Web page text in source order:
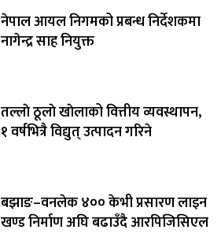
नेपाल आयल निगमको प्रबन्ध निर्देशकमा
नागेन्द्र साह नियुक्त
तल्लाे ठूलाे खाेलाको वित्तीय व्यवस्थापन,
१ वर्षभित्रै विद्युत् उत्पादन गरिने
बझाङ–वनलेक ४०० केभी प्रसारण लाइन
खण्ड निर्माण अघि बढाउँदै आरपिजिसिएल